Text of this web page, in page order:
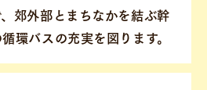
郊外部とまちなかを結ぶ幹
環バスの充実を図ります。